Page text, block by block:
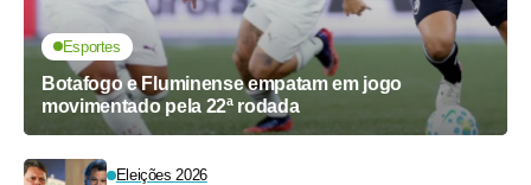
Esportes
Botafogo e Fluminense empatam em jogo
movimentado pela 22ª rodada
Eleições 2026